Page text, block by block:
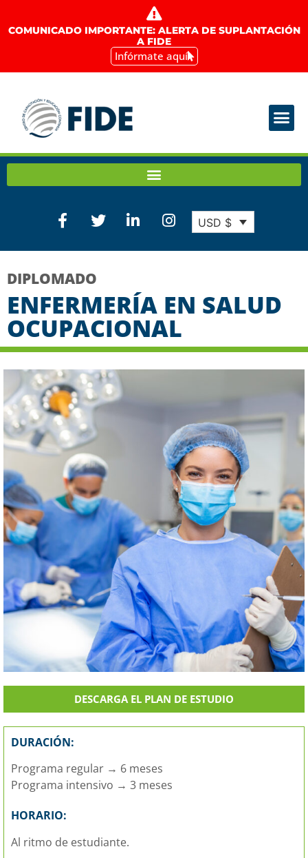
COMUNICADO IMPORTANTE: ALERTA DE SUPLANTACIÓN
A FIDE
Infórmate aquí
USD $
DIPLOMADO
ENFERMERÍA EN SALUD
OCUPACIONAL
DESCARGA EL PLAN DE ESTUDIO
DURACIÓN:
Programa regular → 6 meses
Programa intensivo → 3 meses
HORARIO:
Al ritmo de estudiante.